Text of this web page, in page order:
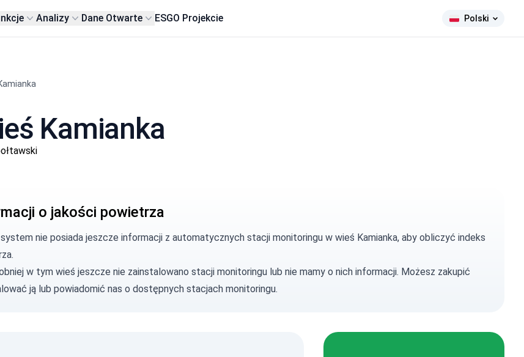
Analizy Dane Otwarte ESGO Projekcie Polski
Kamianka
o jakości powietrza
nie posiada jeszcze informacji z automatycznych stacji monitoringu w wieś Kamianka, aby obliczyć indeks
w tym wieś jeszcze nie zainstalowano stacji monitoringu lub nie mamy o nich informacji. Możesz zakupić
ją lub powiadomić nas o dostępnych stacjach monitoringu.